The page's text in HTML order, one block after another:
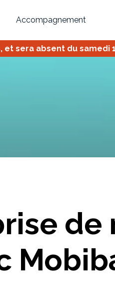
Accompagnement
Inspirez-vous
Créez votre projet de A à Z
et sera absent du
de